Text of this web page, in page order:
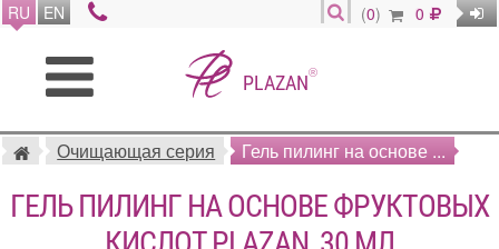
RU EN (0) 0
PLAZAN®
Очищающая серия Гель пилинг на основе ...
ГЕЛЬ ПИЛИНГ НА ОСНОВЕ ФРУКТОВЫХ